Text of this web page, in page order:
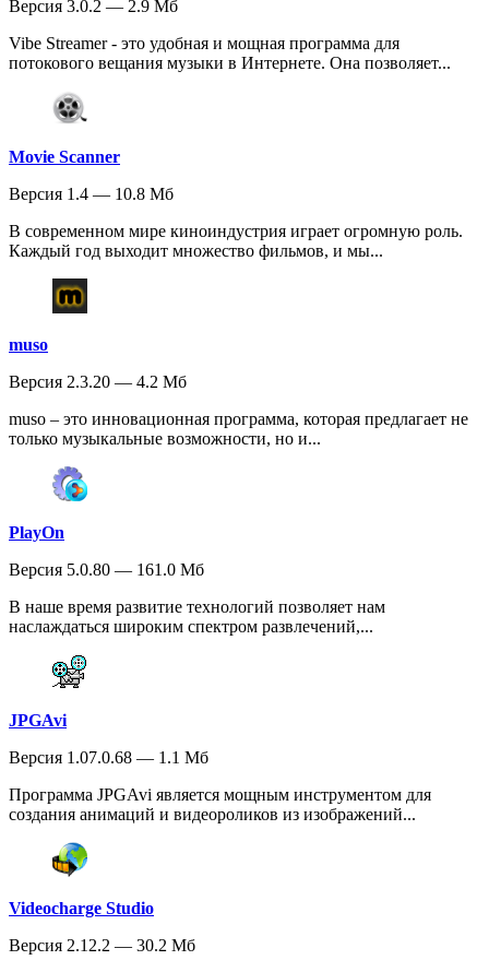
Версия 3.0.2 — 2.9 Мб
Vibe Streamer - это удобная и мощная программа для
потокового вещания музыки в Интернете. Она позволяет...
Movie Scanner
Версия 1.4 — 10.8 Мб
В современном мире киноиндустрия играет огромную роль.
Каждый год выходит множество фильмов, и мы...
muso
Версия 2.3.20 — 4.2 Мб
muso – это инновационная программа, которая предлагает не
только музыкальные возможности, но и...
PlayOn
Версия 5.0.80 — 161.0 Мб
В наше время развитие технологий позволяет нам
наслаждаться широким спектром развлечений,...
JPGAvi
Версия 1.07.0.68 — 1.1 Мб
Программа JPGAvi является мощным инструментом для
создания анимаций и видеороликов из изображений...
Videocharge Studio
Версия 2.12.2 — 30.2 Мб